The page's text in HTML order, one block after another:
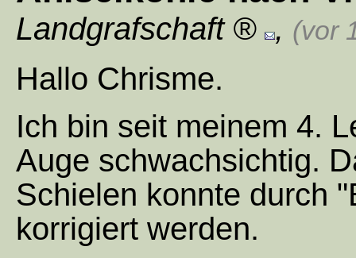
Landgrafschaft , (vor
Hallo Chrisme.
Ich bin seit meinem 4.
Auge schwachsichtig.
Schielen konnte durch
korrigiert werden.